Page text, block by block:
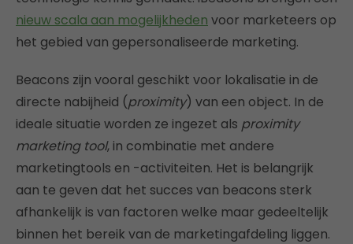
nieuw scala aan mogelijkheden voor marketeers op
het gebied van gepersonaliseerde marketing.
Beacons zijn vooral geschikt voor lokalisatie in de
directe nabijheid (proximity) van een object. In de
ideale situatie worden ze ingezet als proximity
marketing tool, in combinatie met andere
marketingtools en -activiteiten. Het is belangrijk
aan te geven dat het succes van beacons sterk
afhankelijk is van factoren welke maar gedeeltelijk
binnen het bereik van de marketingafdeling liggen.